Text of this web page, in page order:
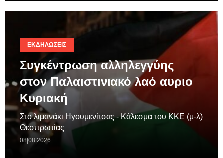
ΕΚΔΗΛΏΣΕΙΣ
Συγκέντρωση αλληλεγγύης
στον Παλαιστινιακό λαό αυριο
Κυριακή
Στο λιμανάκι Ηγουμενίτσας - Κάλεσμα του ΚΚΕ (μ-λ)
Θεσπρωτίας
08|08|2026